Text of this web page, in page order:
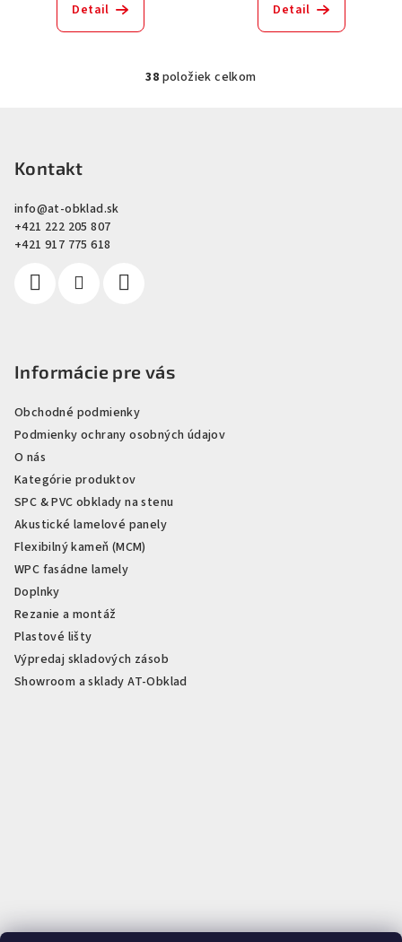
Detail Detail
O
i
38 položiek celkom
Kontakt
info@at-obklad.sk
+421 222 205 807
+421 917 775 618
Informácie pre vás
Obchodné podmienky
Podmienky ochrany osobných údajov
O nás
Kategórie produktov
SPC & PVC obklady na stenu
Akustické lamelové panely
Flexibilný kameň (MCM)
WPC fasádne lamely
Doplnky
Rezanie a montáž
Plastové lišty
Výpredaj skladových zásob
Showroom a sklady AT-Obklad